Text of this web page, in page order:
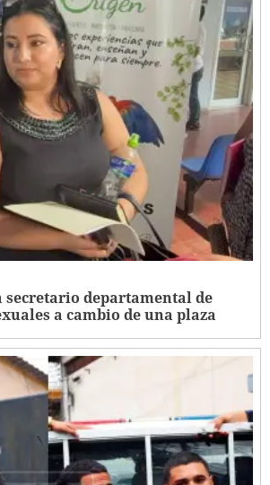
secretario departamental de
a cambio de una plaza